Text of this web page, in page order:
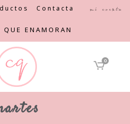
Contacta Mi cuenta
QUE ENAMORAN
0